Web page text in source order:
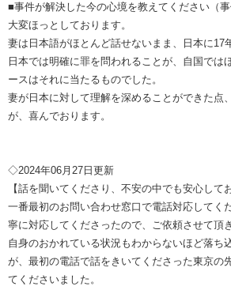
■事件が解決した今の心境を教えてください（事
大変ほっとしております。
妻は日本語がほとんど話せないまま、日本に17
日本では明確に罪を問われることが、自国では
ースはそれに当たるものでした。
妻が日本に対して理解を深めることができた点
が、喜んでおります。
◇2024年06月27日更新
【話を聞いてくださり、不安の中でも安心して
一番最初のお問い合わせ窓口で電話対応してく
寧に対応してくださったので、ご依頼させて頂
自身のおかれている状況もわからないほど落ち
が、最初の電話で話をきいてくださった東京の
てくださいました。